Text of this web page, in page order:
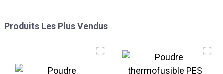
Produits Les Plus Vendus